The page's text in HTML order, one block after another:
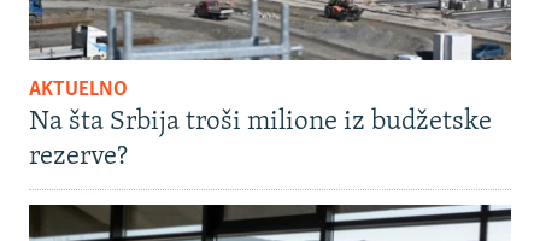
AKTUELNO
Na šta Srbija troši milione iz budžetske
rezerve?